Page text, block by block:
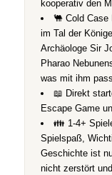
kooperativ den
🐫 Cold
im Tal der
Archäologe Sir
Pharao
was mit ihm
📖 Direkt
Escape Game
👪 1-4+
Spielspaß,
Geschichte ist
nicht zerstört